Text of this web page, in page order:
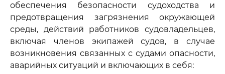
обеспечения безопасности судоходства и
предотвращения загрязнения окружающей
среды, действий работников судовладельцев,
включая членов экипажей судов, в случае
возникновения связанных с судами опасности,
аварийных ситуаций и включающих в себя: